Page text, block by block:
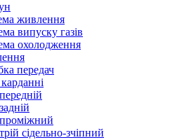
живлення
випуску газів
охолодження
передач
сідельно-зчіпний